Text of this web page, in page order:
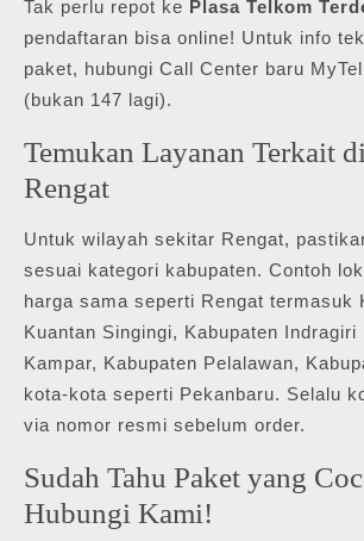
Tak perlu repot ke Plasa Telkom
pendaftaran bisa online! Untuk info
paket, hubungi Call Center baru
(bukan 147 lagi).
Temukan Layanan Terkait
Rengat
Untuk wilayah sekitar Rengat,
sesuai kategori kabupaten. Contoh
harga sama seperti Rengat termasuk
Kuantan Singingi, Kabupaten Indragiri
Kampar, Kabupaten Pelalawan,
kota-kota seperti Pekanbaru. Selalu
via nomor resmi sebelum order.
Sudah Tahu Paket yang
Hubungi Kami!